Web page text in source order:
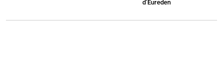
d’Eureden